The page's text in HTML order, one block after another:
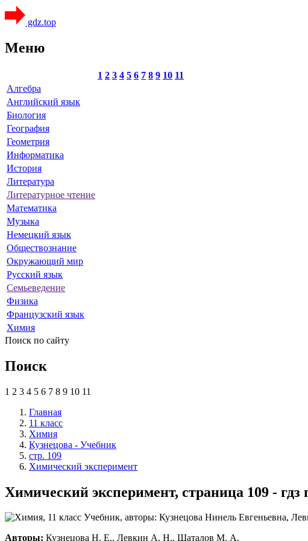
gdz.top
Меню
1 2 3 4 5 6 7 8 9 10 11
Алгебра
Английский язык
Биология
География
Геометрия
Информатика
История
Литература
Литературное чтение
Математика
Музыка
Немецкий язык
Обществознание
Окружающий мир
Русский язык
Семьеведение
Физика
Французский язык
Химия
Поиск по сайту
Поиск
1 2 3 4 5 6 7 8 9 10 11
Главная
11 класс
Химия
Кузнецова - Учебник
стр. 109
Химический эксперимент
Химический эксперимент, страница 109 -
Авторы: Кузнецова Н. Е., Левкин А. Н., Шаталов М. А.